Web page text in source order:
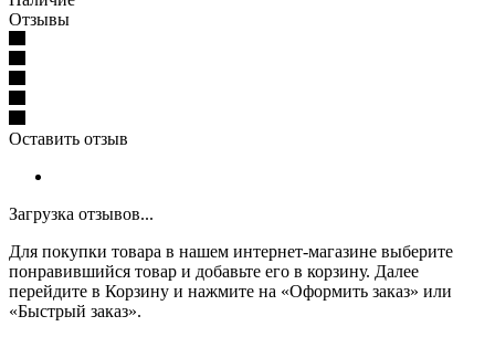
Отзывы
Оставить отзыв
Загрузка отзывов...
Для покупки товара в нашем интернет-магазине выберите
понравившийся товар и добавьте его в корзину. Далее
перейдите в Корзину и нажмите на «Оформить заказ» или
«Быстрый заказ».